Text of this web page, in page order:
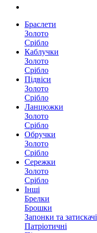
Браслети
Золото
Срібло
Каблучки
Золото
Срібло
Підвіси
Золото
Срібло
Ланцюжки
Золото
Срібло
Обручки
Золото
Срібло
Сережки
Золото
Срібло
Інші
Брелки
Брошки
Запонки та затискачі
Патріотичні